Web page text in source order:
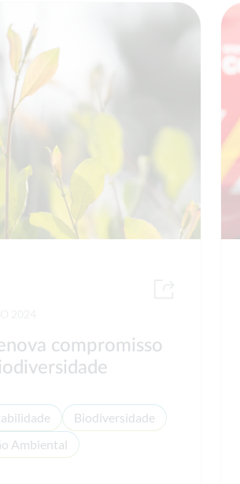
compromisso
Biodiversidade
Ambiental